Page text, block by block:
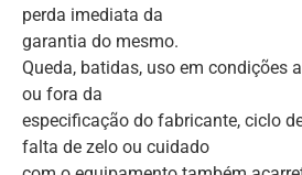
perda imediata da
garantia do mesmo.
Queda, batidas, uso em condições
ou fora da
especificação do fabricante, ciclo
falta de zelo ou cuidado